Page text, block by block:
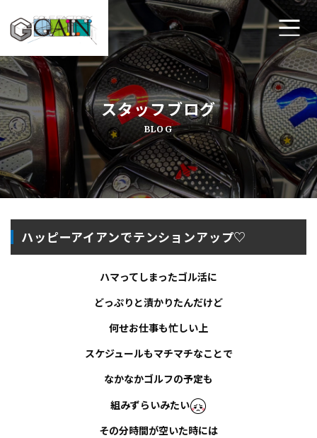
ホーム
ゴルフ工房ゲインについて
工房メニュー
アクセス・店舗案内
よくあるご質問
スタッフブログ
BLOG
ハッピーアイアンでテンションアップ♡
ハマってしまったゴル活に
どっぷりと漬かりたんだけど
何せお仕事も忙しい上
スケジュールもマチマチなことで
なかなかゴルフの予定も
組みずらいみたい
その分時間が空いた時には